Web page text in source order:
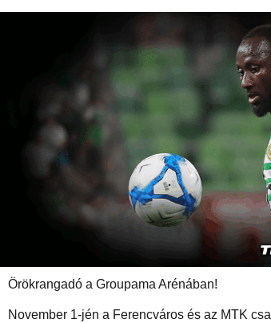
Örökrangadó a Groupama Arénában!
November 1-jén a Ferencváros és az MTK